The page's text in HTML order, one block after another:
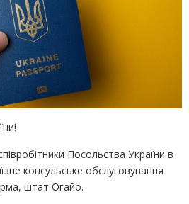
Посольства України в
консульське обслуговування
штат Огайо.